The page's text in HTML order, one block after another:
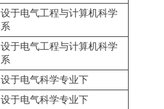
设于电气工程与计算机科学
系
设于电气工程与计算机科学
系
设于电气科学专业下
设于电气科学专业下